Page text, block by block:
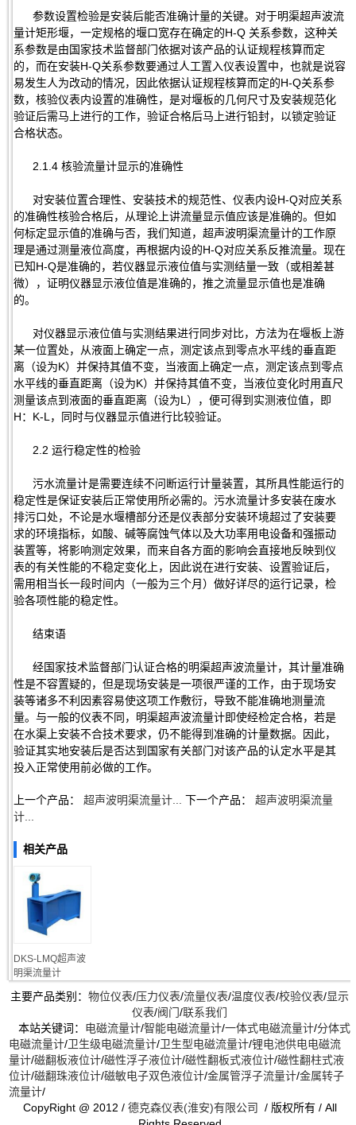
参数设置检验是安装后能否准确计量的关键。对于明渠超声波流
量计矩形堰，一定规格的堰口宽存在确定的H-Q 关系参数，这种关
系参数是由国家技术监督部门依据对该产品的认证规程核算而定
的，而在安装H-Q关系参数要通过人工置入仪表设置中，也就是说容
易发生人为改动的情况，因此依据认证规程核算而定的H-Q关系参
数，核验仪表内设置的准确性，是对堰板的几何尺寸及安装规范化
验证后需马上进行的工作，验证合格后马上进行铅封，以锁定验证
合格状态。
2.1.4 核验流量计显示的准确性
对安装位置合理性、安装技术的规范性、仪表内设H-Q对应关系
的准确性核验合格后，从理论上讲流量显示值应该是准确的。但如
何标定显示值的准确与否，我们知道，超声波明渠流量计的工作原
理是通过测量液位高度，再根据内设的H-Q对应关系反推流量。现在
已知H-Q是准确的，若仪器显示液位值与实测结量一致（或相差甚
微），证明仪器显示液位值是准确的，推之流量显示值也是准确
的。
对仪器显示液位值与实测结果进行同步对比，方法为在堰板上游
某一位置处，从液面上确定一点，测定该点到零点水平线的垂直距
离（设为K）并保持其值不变，当液面上确定一点，测定该点到零点
水平线的垂直距离（设为K）并保持其值不变，当液位变化时用直尺
测量该点到液面的垂直距离（设为L），便可得到实测液位值，即
H：K-L，同时与仪器显示值进行比较验证。
2.2 运行稳定性的检验
污水流量计是需要连续不问断运行计量装置，其所具性能运行的
稳定性是保证安装后正常使用所必需的。污水流量计多安装在废水
排污口处，不论是水堰槽部分还是仪表部分安装环境超过了安装要
求的环境指标，如酸、碱等腐蚀气体以及大功率用电设备和强振动
装置等，将影响测定效果，而来自各方面的影响会直接地反映到仪
表的有关性能的不稳定变化上，因此说在进行安装、设置验证后，
需用相当长一段时间内（一般为三个月）做好详尽的运行记录，检
验各项性能的稳定性。
结束语
经国家技术监督部门认证合格的明渠超声波流量计，其计量准确
性是不容置疑的，但是现场安装是一项很严谨的工作，由于现场安
装等诸多不利因素容易使这项工作敷衍，导致不能准确地测量流
量。与一般的仪表不同，明渠超声波流量计即使经检定合格，若是
在水渠上安装不合技术要求，仍不能得到准确的计量数据。因此，
验证其实地安装后是否达到国家有关部门对该产品的认定水平是其
投入正常使用前必做的工作。
上一个产品： 超声波明渠流量计... 下一个产品： 超声波明渠流量
计...
相关产品
DKS-LMQ超声波
明渠流量计
主要产品类别： 物位仪表/压力仪表/流量仪表/温度仪表/校验仪表/显示
仪表/阀门/联系我们
本站关键词： 电磁流量计/智能电磁流量计/一体式电磁流量计/分体式
电磁流量计/卫生级电磁流量计/卫生型电磁流量计/锂电池供电电磁流
量计/磁翻板液位计/磁性浮子液位计/磁性翻板式液位计/磁性翻柱式液
位计/磁翻珠液位计/磁敏电子双色液位计/金属管浮子流量计/金属转子
流量计/
CopyRight @ 2012 / 德克森仪表(淮安)有限公司 / 版权所有 / All